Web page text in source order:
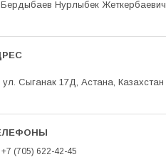
Бердыбаев Нурлыбек Жеткербаевич
ул. Сыганак 17Д, Астана, Казахстан
+7 (705) 622-42-45